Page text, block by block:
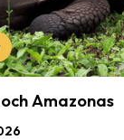
Amazonas